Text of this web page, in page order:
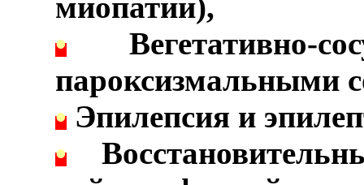
• Вегетативно-
пароксизмальными
• Эпилепсия и
•